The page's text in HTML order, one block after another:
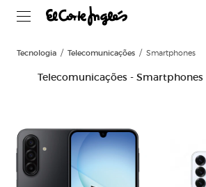
Tecnologia Telecomunicações Smartphones
Telecomunicações - Smartphones